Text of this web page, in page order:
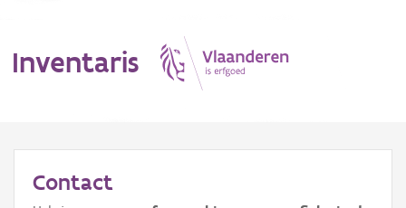
Inventaris
Contact